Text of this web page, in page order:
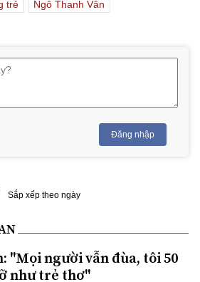
trẻ Ngô Thanh Vân
Đăng nhập
Sắp xếp theo ngày
"Mọi người vẫn đùa, tôi 50
như trẻ thơ"